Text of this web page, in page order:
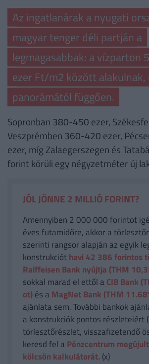
Az ingatlanárak a nyugati
magyar tenger déli partján a
legmagasabbak: a vízparton
ezer Ft/m2 között alakulnak,
panorámától függően.
Sopronban 380-450 ezer,
Veszprémben 360-420 ezer,
ezer, míg Zalaegerszegen és
forint körüli egy négyzetméter új
JÓL JÖNNE 2 MILLIÓ FORINT?
Amennyiben 2 000 000 forintot
éves futamidőre, akkor a
szerinti rangsor alapján az egyik
konstrukcióthavi 42 386 forintos
Raiffeisen Bank nyújtja (THM
sokkal marad el ettől a CIB Bank
ot)és a MagNet Bank (THM
ajánlata sem. További bankok
a konstrukciók pontos részleteiért
törlesztőrészlet, visszafizetendő
keresd fel a Pénzcentrum
kölcsön kalkulátorát. (x)